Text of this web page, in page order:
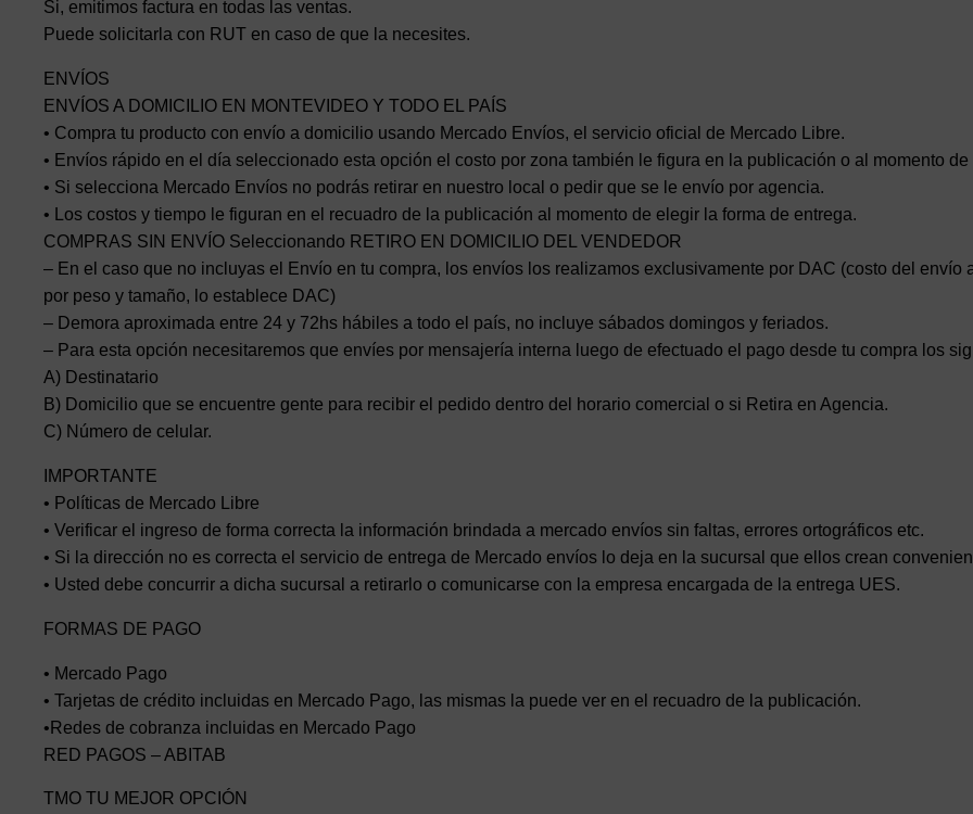
Si, emitimos factura en todas las ventas.
Puede solicitarla con RUT en caso de que la necesites.
ENVÍOS
ENVÍOS A DOMICILIO EN MONTEVIDEO Y TODO EL PAÍS
• Compra tu producto con envío a domicilio usando Mercado Envíos, el servicio oficial de Mercado Libre.
• Envíos rápido en el día seleccionado esta opción el costo por zona también le figura en la publicación o al momento
• Si selecciona Mercado Envíos no podrás retirar en nuestro local o pedir que se le envío por agencia.
• Los costos y tiempo le figuran en el recuadro de la publicación al momento de elegir la forma de entrega.
COMPRAS SIN ENVÍO Seleccionando RETIRO EN DOMICILIO DEL VENDEDOR
– En el caso que no incluyas el Envío en tu compra, los envíos los realizamos exclusivamente por DAC (costo del
por peso y tamaño, lo establece DAC)
– Demora aproximada entre 24 y 72hs hábiles a todo el país, no incluye sábados domingos y feriados.
– Para esta opción necesitaremos que envíes por mensajería interna luego de efectuado el pago desde tu compra los
A) Destinatario
B) Domicilio que se encuentre gente para recibir el pedido dentro del horario comercial o si Retira en Agencia.
C) Número de celular.
IMPORTANTE
• Políticas de Mercado Libre
• Verificar el ingreso de forma correcta la información brindada a mercado envíos sin faltas, errores ortográficos etc.
• Si la dirección no es correcta el servicio de entrega de Mercado envíos lo deja en la sucursal que ellos crean
• Usted debe concurrir a dicha sucursal a retirarlo o comunicarse con la empresa encargada de la entrega UES.
FORMAS DE PAGO
• Mercado Pago
• Tarjetas de crédito incluidas en Mercado Pago, las mismas la puede ver en el recuadro de la publicación.
•Redes de cobranza incluidas en Mercado Pago
RED PAGOS – ABITAB
TMO TU MEJOR OPCIÓN